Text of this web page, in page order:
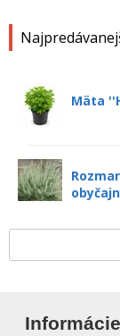
Mäta
Informácie